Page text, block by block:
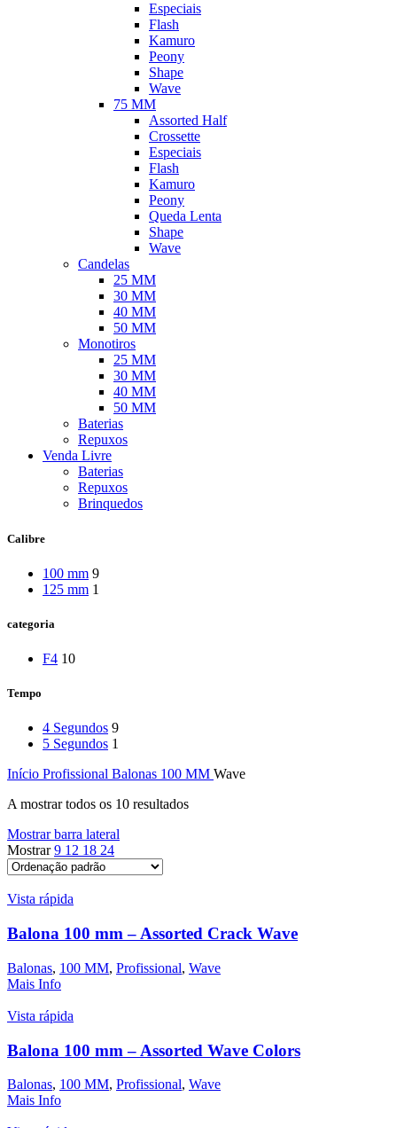
Especiais
Flash
Kamuro
Peony
Shape
Wave
75 MM
Assorted Half
Crossette
Especiais
Flash
Kamuro
Peony
Queda Lenta
Shape
Wave
Candelas
25 MM
30 MM
40 MM
50 MM
Monotiros
25 MM
30 MM
40 MM
50 MM
Baterias
Repuxos
Venda Livre
Baterias
Repuxos
Brinquedos
Calibre
100 mm 9
125 mm 1
categoria
F4 10
Tempo
4 Segundos 9
5 Segundos 1
Início Profissional Balonas 100 MM Wave
A mostrar todos os 10 resultados
Mostrar barra lateral
Mostrar9 12 18 24
Vista rápida
Balona 100 mm – Assorted Crack Wave
Balonas, 100 MM, Profissional, Wave
Mais Info
Vista rápida
Balona 100 mm – Assorted Wave Colors
Balonas, 100 MM, Profissional, Wave
Mais Info